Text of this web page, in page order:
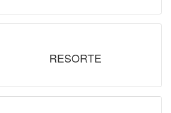
RESORTE